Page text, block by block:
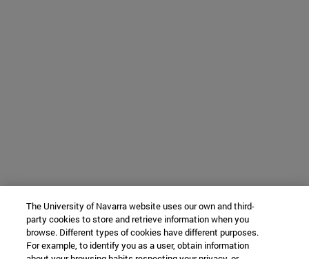
The University of Navarra website uses our own and third-
party cookies to store and retrieve information when you
browse. Different types of cookies have different purposes.
For example, to identify you as a user, obtain information